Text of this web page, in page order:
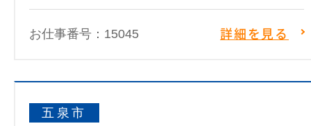
お仕事番号：15045 詳細を見る
五泉市